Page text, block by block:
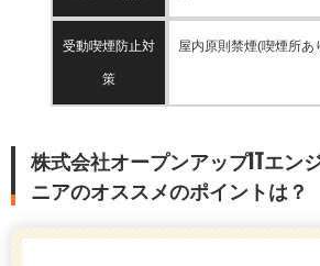
受動喫煙防止対
策
屋内原則禁煙(喫煙所あ
株式会社オープンアップITエン
ニアのオススメのポイントは？